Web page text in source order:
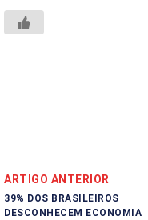
ARTIGO ANTERIOR
39% DOS BRASILEIROS
DESCONHECEM ECONOMIA